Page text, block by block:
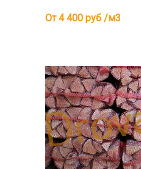
От 4 400 руб /м3